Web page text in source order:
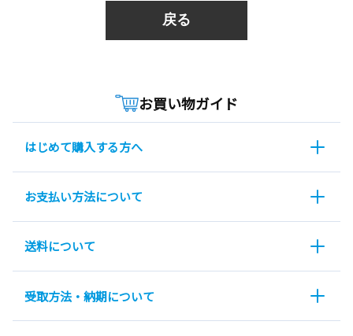
戻る
お買い物ガイド
はじめて購入する方へ
お支払い方法について
送料について
受取方法・納期について